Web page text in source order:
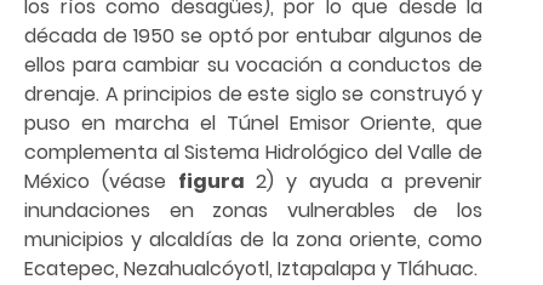
los ríos como desagües), por lo que desde la
década de 1950 se optó por entubar algunos de
ellos para cambiar su vocación a conductos de
drenaje. A principios de este siglo se construyó y
puso en marcha el Túnel Emisor Oriente, que
complementa al Sistema Hidrológico del Valle de
México (véase figura 2) y ayuda a prevenir
inundaciones en zonas vulnerables de los
municipios y alcaldías de la zona oriente, como
Ecatepec, Nezahualcóyotl, Iztapalapa y Tláhuac.